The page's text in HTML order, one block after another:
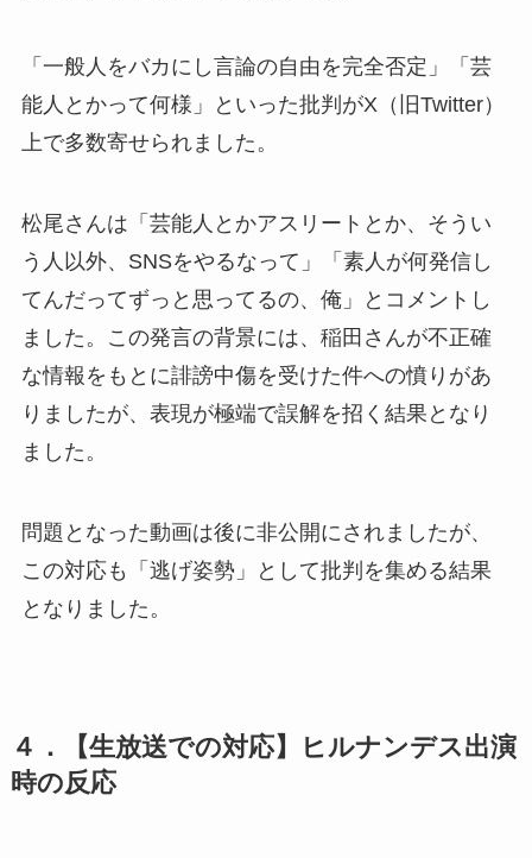
「一般人をバカにし言論の自由を完全否定」「芸
能人とかって何様」といった批判がX（旧Twitter）
上で多数寄せられました。
松尾さんは「芸能人とかアスリートとか、そうい
う人以外、SNSをやるなって」「素人が何発信し
てんだってずっと思ってるの、俺」とコメントし
ました。この発言の背景には、稲田さんが不正確
な情報をもとに誹謗中傷を受けた件への憤りがあ
りましたが、表現が極端で誤解を招く結果となり
ました。
問題となった動画は後に非公開にされましたが、
この対応も「逃げ姿勢」として批判を集める結果
となりました。
４．【生放送での対応】ヒルナンデス出演
時の反応